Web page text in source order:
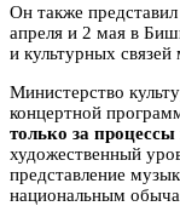
Он также
апреля и 2 мая в
и культурных
Министерство
концертной
только за процессы
художественный
представление
национальным